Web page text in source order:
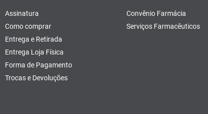
Assinatura
Como comprar
Entrega e Retirada
Entrega Loja Física
Forma de Pagamento
Trocas e Devoluções
Convênio Farmácia
Serviços Farmacêuticos